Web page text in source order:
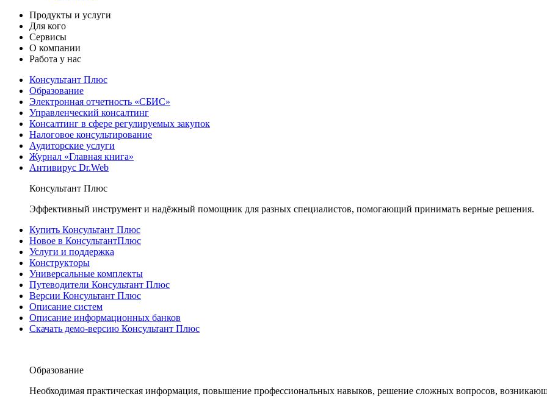
Продукты и услуги
Для кого
Сервисы
О компании
Работа у нас
Консультант Плюс
Образование
Электронная отчетность «СБИС»
Управленческий консалтинг
Консалтинг в сфере регулируемых закупок
Налоговое консультирование
Аудиторские услуги
Журнал «Главная книга»
Антивирус Dr.Web
Консультант Плюс
Эффективный инструмент и надёжный помощник для разных специалистов, помогающий принимать верные решения.
Купить Консультант Плюс
Новое в КонсультантПлюс
Услуги и поддержка
Конструкторы
Универсальные комплекты
Путеводители Консультант Плюс
Версии Консультант Плюс
Описание систем
Описание информационных банков
Скачать демо-версию Консультант Плюс
Образование
Необходимая практическая информация, повышение профессиональных навыков, решение сложных вопросов,